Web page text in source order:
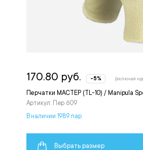
Перчатки МАСТЕР (TL-10) / Manipula
Артикул: Пер 609
170.80 руб. -5% (включая
В наличии 1989 пар
Выбрать размер